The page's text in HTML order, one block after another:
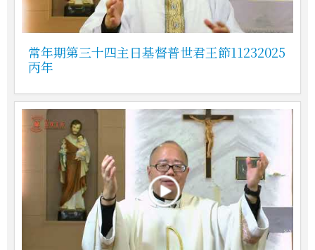
常年期第三十四主日基督普世君王節11232025
丙年